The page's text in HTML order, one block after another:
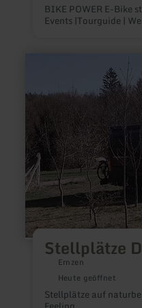
BIKE POWER E-Bike store in
Events |Tourguide |
Stellplätze
Ernzen
Heute geöffnet
Stellplätze auf
Stellplätze